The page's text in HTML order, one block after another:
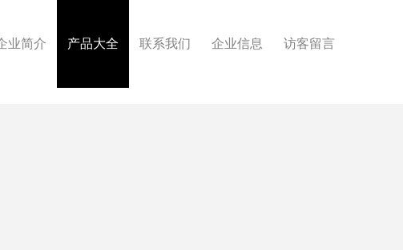
业简介 产品大全 联系我们 企业信息 访客留言